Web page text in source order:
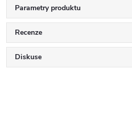
Parametry produktu
Recenze
Diskuse